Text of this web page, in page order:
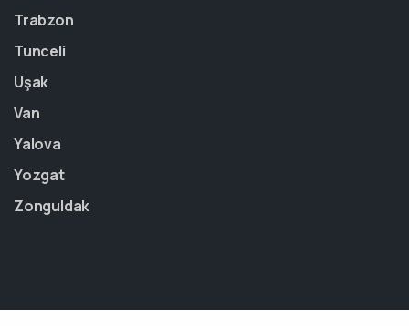
Trabzon
Tunceli
Uşak
Van
Yalova
Yozgat
Zonguldak